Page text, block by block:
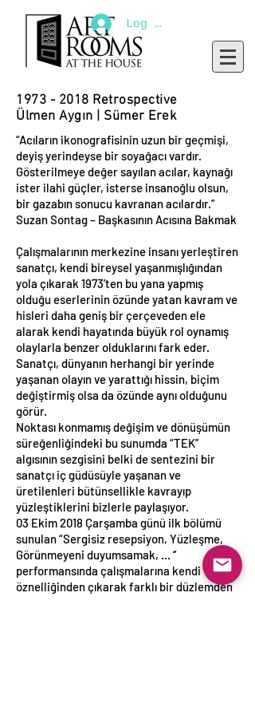
Log In
1973 - 2018 Retrospective
Ülmen Aygın | Sümer Erek
“Acıların ikonografisinin uzun bir geçmişi,
deyiş yerindeyse bir soyağacı vardır.
Gösterilmeye değer sayılan acılar, kaynağı
ister ilahi güçler, isterse insanoğlu olsun,
bir gazabın sonucu kavranan acılardır.”
Suzan Sontag – Başkasının Acısına Bakmak
Çalışmalarının merkezine insanı yerleştiren
sanatçı, kendi bireysel yaşanmışlığından
yola çıkarak 1973’ten bu yana yapmış
olduğu eserlerinin özünde yatan kavram ve
hisleri daha geniş bir çerçeveden ele
alarak kendi hayatında büyük rol oynamış
olaylarla benzer olduklarını fark eder.
Sanatçı, dünyanın herhangi bir yerinde
yaşanan olayın ve yarattığı hissin, biçim
değiştirmiş olsa da özünde aynı olduğunu
görür.
Noktası konmamış değişim ve dönüşümün
süreğenliğindeki bu sunumda “TEK”
algısının sezgisini belki de sentezini bir
sanatçı iç güdüsüyle yaşanan ve
üretilenleri bütünsellikle kavrayıp
yüzleştiklerini bizlerle paylaşıyor.
03 Ekim 2018 Çarşamba günü ilk bölümü
sunulan “Sergisiz resepsiyon, Yüzleşme,
Görünmeyeni duyumsamak, ... ‘’
performansında çalışmalarına kendi
öznelliğinden çıkarak farklı bir düzlemden